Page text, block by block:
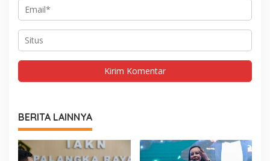
BERITA LAINNYA